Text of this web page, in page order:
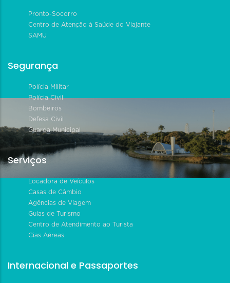
Pronto-Socorro
Centro de Atenção à Saúde do Viajante
SAMU
Segurança
Polícia Militar
Polícia Civil
Bombeiros
Defesa Civil
Guarda Municipal
Serviços
Locadora de Veículos
Casas de Câmbio
Agências de Viagem
Guias de Turismo
Centro de Atendimento ao Turista
Cias Aéreas
Internacional e Passaportes